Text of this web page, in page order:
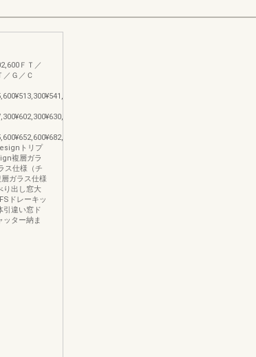
ＦＴ／
／Ｇ／Ｃ
トリプ
複層ガラ
ス仕様（チ
ガラス仕様
り出し窓大
ドレーキッ
引違い窓ド
ター納ま